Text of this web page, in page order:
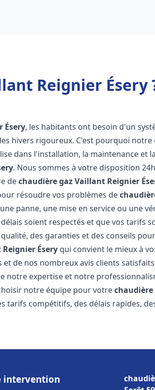
Reignier Ésery
Ésery, les habitants ont besoin d'un
hivers rigoureux. C'est pourquoi notre
dans l'installation, la maintenance et
. Nous sommes à votre disposition
dechaudière gaz Vaillant Reignier
résoudre vos problèmes de
panne, une mise en service ou une
soient respectés et que vos tarifs
des garanties et des conseils
Reignier Ésery qui convient le mieux à
de nos nombreux avis clients
notre expertise et notre
notre équipe pour votre
tarifs compétitifs, des délais rapides,
intervention